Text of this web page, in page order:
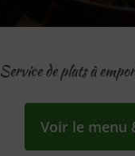
Service de plats à
Voir le menu